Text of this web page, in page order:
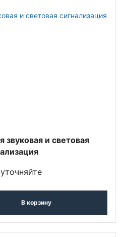
звуковая и световая
В корзину